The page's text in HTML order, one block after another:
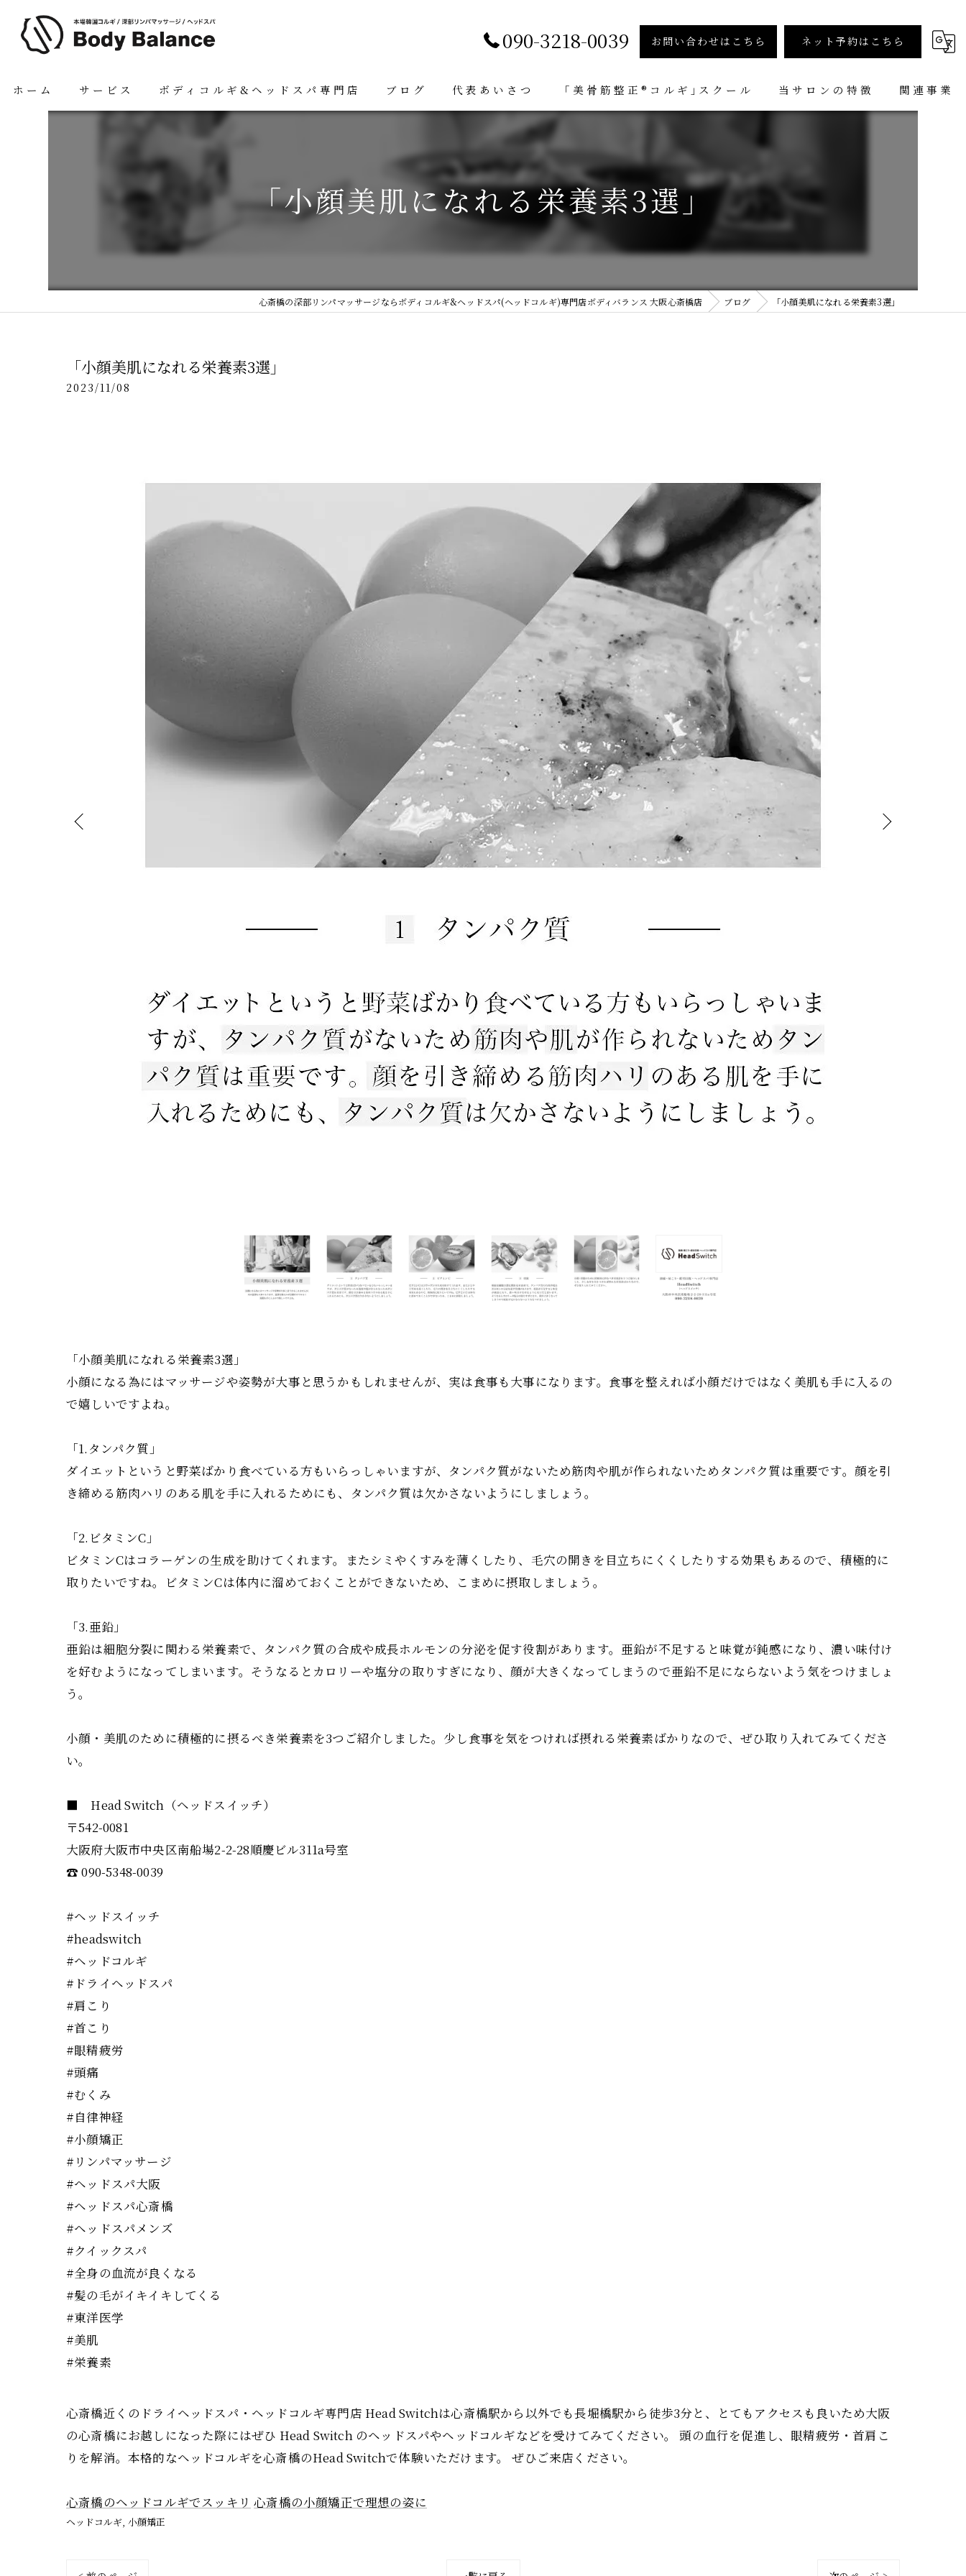
090-3218-0039 お問い合わせはこちら ネット予約はこちら
ホーム サービス ボディコルギ&ヘッドスパ専門店 ブログ 代表あいさつ 「美骨筋整正®︎コルギ｣スクール 当サロンの特徴 関連事業
小顔矯正コルギ専門店 小顔堂 福岡天神店
「小顔美肌になれる栄養素3選」
心斎橋の深部リンパマッサージならボディコルギ&ヘッドスパ(ヘッドコルギ)専門店ボディバランス 大阪心斎橋店 ブログ 「小顔美肌になれる栄養素3選」
「小顔美肌になれる栄養素3選」
2023/11/08
「小顔美肌になれる栄養素3選」
小顔になる為にはマッサージや姿勢が大事と思うかもしれませんが、実は食事も大事になります。食事を整えれば小顔だけではなく美肌も手に入るの
で嬉しいですよね。
「1.タンパク質」
ダイエットというと野菜ばかり食べている方もいらっしゃいますが、タンパク質がないため筋肉や肌が作られないためタンパク質は重要です。顔を引
き締める筋肉ハリのある肌を手に入れるためにも、タンパク質は欠かさないようにしましょう。
「2.ビタミンC」
ビタミンCはコラーゲンの生成を助けてくれます。またシミやくすみを薄くしたり、毛穴の開きを目立ちにくくしたりする効果もあるので、積極的に
取りたいですね。ビタミンCは体内に溜めておくことができないため、こまめに摂取しましょう。
「3.亜鉛」
亜鉛は細胞分裂に関わる栄養素で、タンパク質の合成や成長ホルモンの分泌を促す役割があります。亜鉛が不足すると味覚が鈍感になり、濃い味付け
を好むようになってしまいます。そうなるとカロリーや塩分の取りすぎになり、顔が大きくなってしまうので亜鉛不足にならないよう気をつけましょ
う。
小顔・美肌のために積極的に摂るべき栄養素を3つご紹介しました。少し食事を気をつければ摂れる栄養素ばかりなので、ぜひ取り入れてみてくださ
い。
■ Head Switch（ヘッドスイッチ）
〒542-0081
大阪府大阪市中央区南船場2-2-28順慶ビル311a号室
☎︎ 090-5348-0039
#ヘッドスイッチ
#headswitch
#ヘッドコルギ
#ドライヘッドスパ
#肩こり
#首こり
#眼精疲労
#頭痛
#むくみ
#自律神経
#小顔矯正
#リンパマッサージ
#ヘッドスパ大阪
#ヘッドスパ心斎橋
#ヘッドスパメンズ
#クイックスパ
#全身の血流が良くなる
#髪の毛がイキイキしてくる
#東洋医学
#美肌
#栄養素
心斎橋近くのドライヘッドスパ・ヘッドコルギ専門店 Head Switchは心斎橋駅から以外でも長堀橋駅から徒歩3分と、とてもアクセスも良いため大阪
の心斎橋にお越しになった際にはぜひ Head Switch のヘッドスパやヘッドコルギなどを受けてみてください。 頭の血行を促進し、眼精疲労・首肩こ
りを解消。本格的なヘッドコルギを心斎橋のHead Switchで体験いただけます。 ぜひご来店ください。
心斎橋のヘッドコルギでスッキリ 心斎橋の小顔矯正で理想の姿に
ヘッドコルギ 小顔矯正